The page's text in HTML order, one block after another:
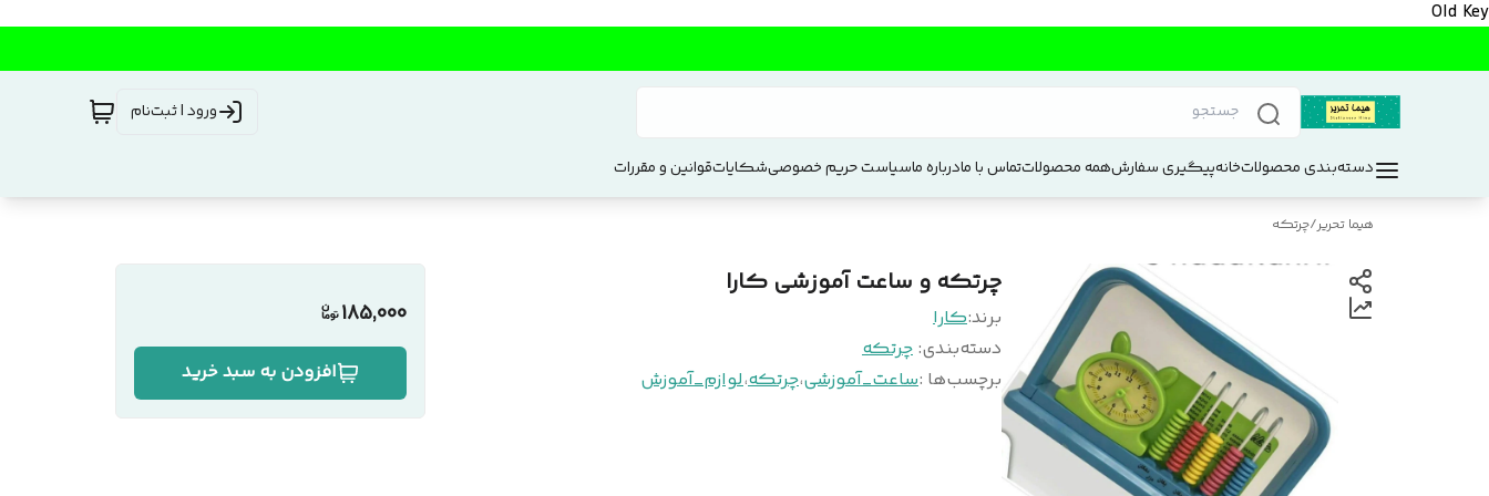
Old Key
ورود | ثبت‌نام
دسته‌بندی محصولاتخانهپیگیری سفارشهمه محصولاتتماس با مادرباره ماسیاست حریم خصوصیشکایاتقوانین و مقررات
هیما تحریر/چرتکه
چرتکه و ساعت آموزشی کارا
برند:کارا
دسته‌بندی: چرتکه
برچسب‌ها :ساعت_آموزشی،چرتکه،لوازم_آموزش
185,000
افزودن به سبد خرید